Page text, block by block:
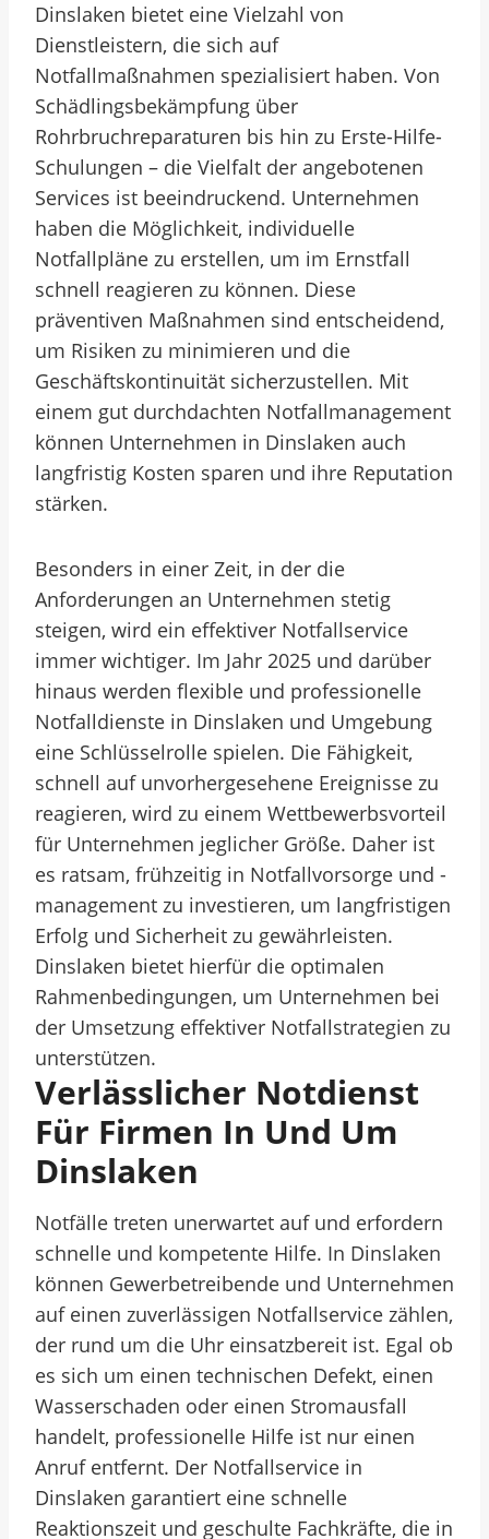
Dinslaken bietet eine Vielzahl von
Dienstleistern, die sich auf
Notfallmaßnahmen spezialisiert haben. Von
Schädlingsbekämpfung über
Rohrbruchreparaturen bis hin zu Erste-Hilfe-
Schulungen – die Vielfalt der angebotenen
Services ist beeindruckend. Unternehmen
haben die Möglichkeit, individuelle
Notfallpläne zu erstellen, um im Ernstfall
schnell reagieren zu können. Diese
präventiven Maßnahmen sind entscheidend,
um Risiken zu minimieren und die
Geschäftskontinuität sicherzustellen. Mit
einem gut durchdachten Notfallmanagement
können Unternehmen in Dinslaken auch
langfristig Kosten sparen und ihre Reputation
stärken.
Besonders in einer Zeit, in der die
Anforderungen an Unternehmen stetig
steigen, wird ein effektiver Notfallservice
immer wichtiger. Im Jahr 2025 und darüber
hinaus werden flexible und professionelle
Notfalldienste in Dinslaken und Umgebung
eine Schlüsselrolle spielen. Die Fähigkeit,
schnell auf unvorhergesehene Ereignisse zu
reagieren, wird zu einem Wettbewerbsvorteil
für Unternehmen jeglicher Größe. Daher ist
es ratsam, frühzeitig in Notfallvorsorge und -
management zu investieren, um langfristigen
Erfolg und Sicherheit zu gewährleisten.
Dinslaken bietet hierfür die optimalen
Rahmenbedingungen, um Unternehmen bei
der Umsetzung effektiver Notfallstrategien zu
unterstützen.
Verlässlicher Notdienst
Für Firmen In Und Um
Dinslaken
Notfälle treten unerwartet auf und erfordern
schnelle und kompetente Hilfe. In Dinslaken
können Gewerbetreibende und Unternehmen
auf einen zuverlässigen Notfallservice zählen,
der rund um die Uhr einsatzbereit ist. Egal ob
es sich um einen technischen Defekt, einen
Wasserschaden oder einen Stromausfall
handelt, professionelle Hilfe ist nur einen
Anruf entfernt. Der Notfallservice in
Dinslaken garantiert eine schnelle
Reaktionszeit und geschulte Fachkräfte, die in